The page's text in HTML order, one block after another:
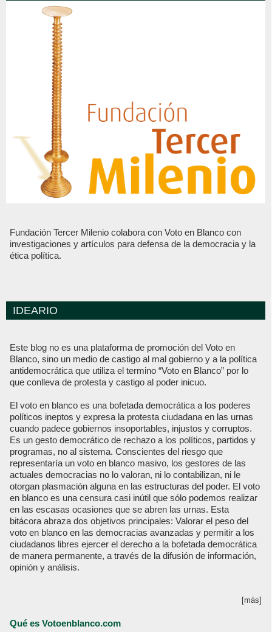
Fundación Tercer Milenio colabora con Voto en Blanco con
investigaciones y artículos para defensa de la democracia y la
ética política.
IDEARIO
Este blog no es una plataforma de promoción del Voto en
Blanco, sino un medio de castigo al mal gobierno y a la política
antidemocrática que utiliza el termino “Voto en Blanco” por lo
que conlleva de protesta y castigo al poder inicuo.
El voto en blanco es una bofetada democrática a los poderes
políticos ineptos y expresa la protesta ciudadana en las urnas
cuando padece gobiernos insoportables, injustos y corruptos.
Es un gesto democrático de rechazo a los políticos, partidos y
programas, no al sistema. Conscientes del riesgo que
representaría un voto en blanco masivo, los gestores de las
actuales democracias no lo valoran, ni lo contabilizan, ni le
otorgan plasmación alguna en las estructuras del poder. El voto
en blanco es una censura casi inútil que sólo podemos realizar
en las escasas ocasiones que se abren las urnas. Esta
bitácora abraza dos objetivos principales: Valorar el peso del
voto en blanco en las democracias avanzadas y permitir a los
ciudadanos libres ejercer el derecho a la bofetada democrática
de manera permanente, a través de la difusión de información,
opinión y análisis.
[más]
Qué es Votoenblanco.com